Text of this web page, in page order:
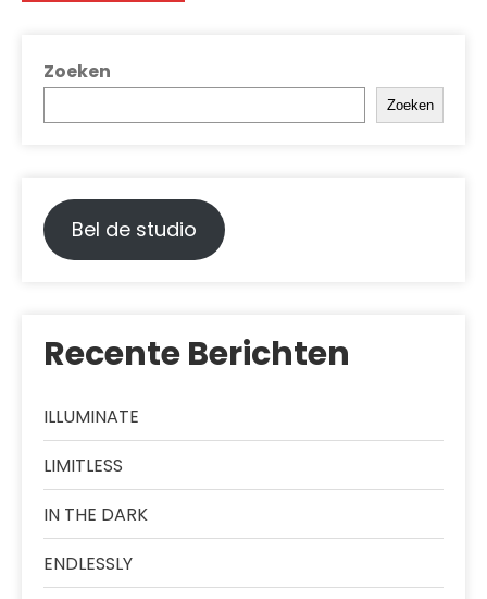
Zoeken
Zoeken
Bel de studio
Recente Berichten
ILLUMINATE
LIMITLESS
IN THE DARK
ENDLESSLY